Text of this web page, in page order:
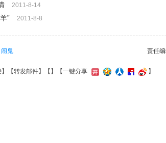
2011-8-14
” 2011-8-8
责任
闹鬼
】【转发邮件】【 】 【一键分享 】